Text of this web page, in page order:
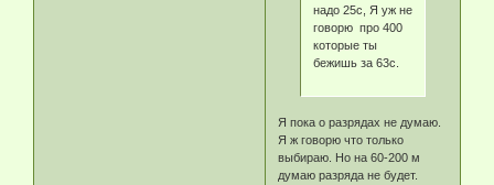
надо 25с, Я уж не
говорю про 400
которые ты
бежишь за 63с.
Я пока о разрядах не думаю.
Я ж говорю что только
выбираю. Но на 60-200 м
думаю разряда не будет.